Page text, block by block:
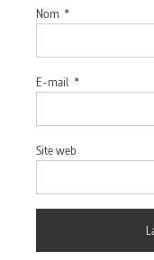
Nom *
E-mail *
Site web